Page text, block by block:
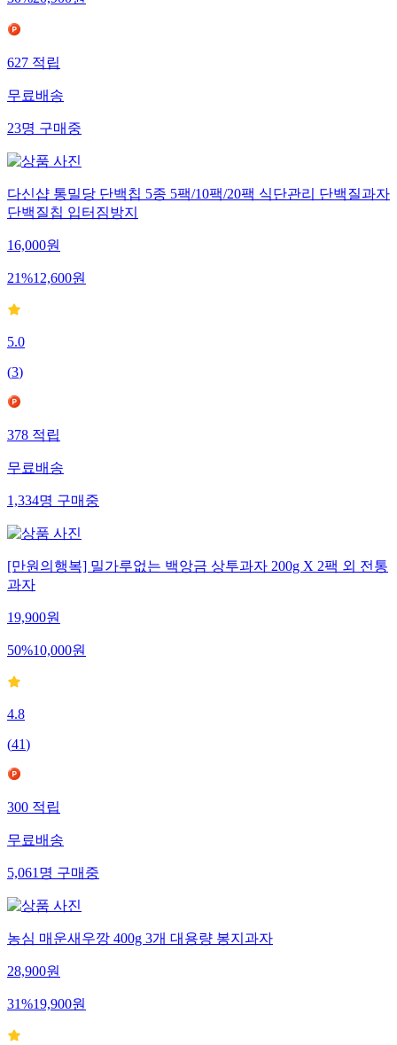
30%20,900원
627적립
무료배송
23명구매중
다신샵 통밀당 단백칩 5종 5팩/10팩/20팩 식단관리 단백질과자
단백질칩 입터짐방지
16,000원
21%12,600원
5.0
(3)
378적립
무료배송
1,334명구매중
[만원의행복] 밀가루없는 백앙금 상투과자 200g X 2팩 외 전통
과자
19,900원
50%10,000원
4.8
(41)
300적립
무료배송
5,061명구매중
농심 매운새우깡 400g 3개 대용량 봉지과자
28,900원
31%19,900원